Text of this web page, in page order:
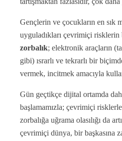
Gençlerin ve çocukların en sık
uyguladıkları çevrimiçi risklerin
zorbalık; elektronik araçların
gibi) ısrarlı ve tekrarlı bir
vermek, incitmek amacıyla
Gün geçtikçe dijital ortamda
başlamamızla; çevrimiçi
zorbalığa uğrama olasılığı da
çevrimiçi dünya, bir başkasına